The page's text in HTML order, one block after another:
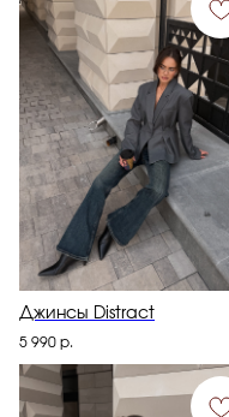
Джинсы Distract
5 990 р.